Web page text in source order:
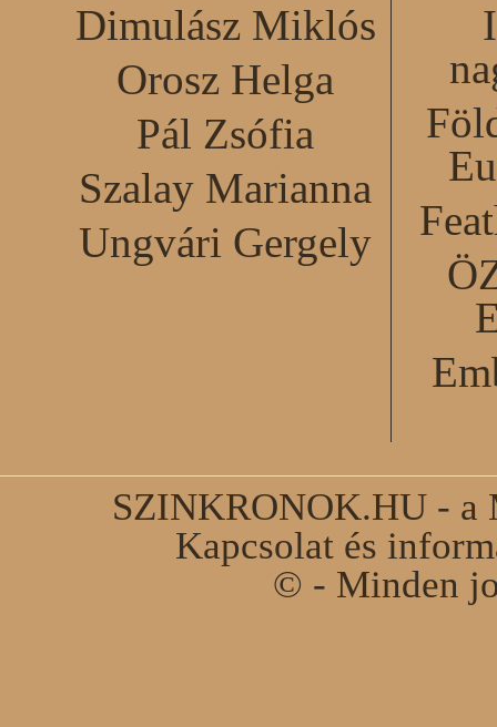
Dimulász Miklós
Orosz Helga
Pál Zsófia
Szalay Marianna
Ungvári Gergely
SZINKRONOK.HU - a
Kapcsolat és
© - Minden